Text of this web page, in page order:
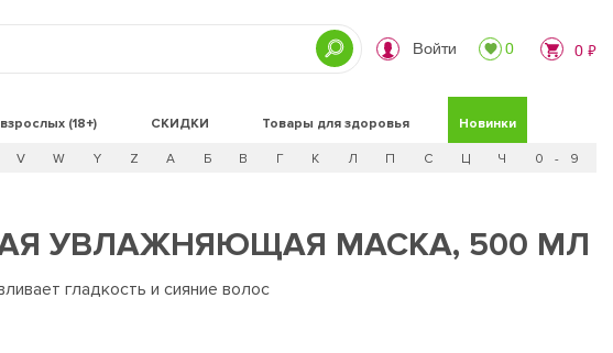
Войти 0 0 ₽
(18+) СКИДКИ Новинки
Товары для здоровья
V W Y Z А Б В Г К Л П С Ц Ч 0 - 9
УВЛАЖНЯЮЩАЯ МАСКА, 500 МЛ
гладкость и сияние волос